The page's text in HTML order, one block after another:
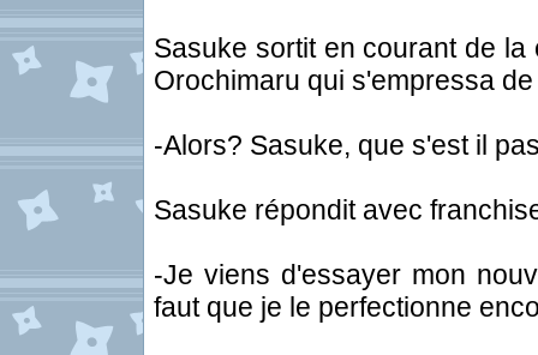
Sasuke sortit en courant de
Orochimaru qui s'empressa
-Alors? Sasuke, que s'est il
Sasuke répondit avec
-Je viens d'essayer mon
faut que je le perfectionne